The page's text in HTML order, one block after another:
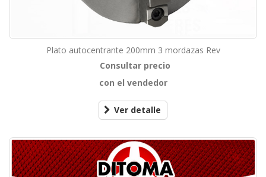
Plato autocentrante 200mm 3 mordazas Rev
Consultar precio
con el vendedor
Ver detalle